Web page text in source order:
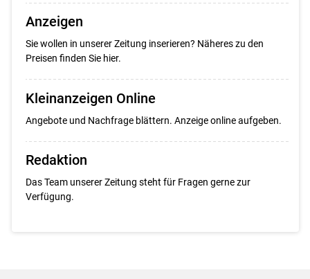
Anzeigen
Sie wollen in unserer Zeitung inserieren? Näheres zu den
Preisen finden Sie hier.
Kleinanzeigen Online
Angebote und Nachfrage blättern. Anzeige online aufgeben.
Redaktion
Das Team unserer Zeitung steht für Fragen gerne zur
Verfügung.